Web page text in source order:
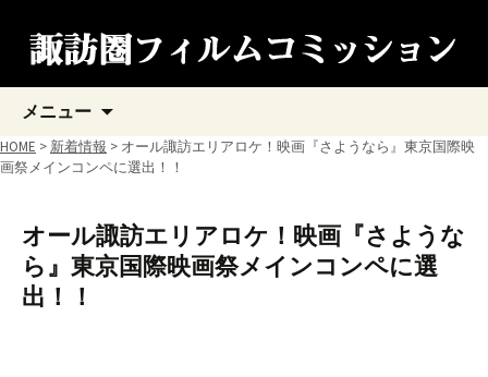
メニュー
テ
ン
ツ
ス
キ
ッ
プ
HOME > 新着情報 > オール諏訪エリアロケ！映画『さようなら』東京国際映
画祭メインコンペに選出！！
オール諏訪エリアロケ！映画『さような
ら』東京国際映画祭メインコンペに選
出！！